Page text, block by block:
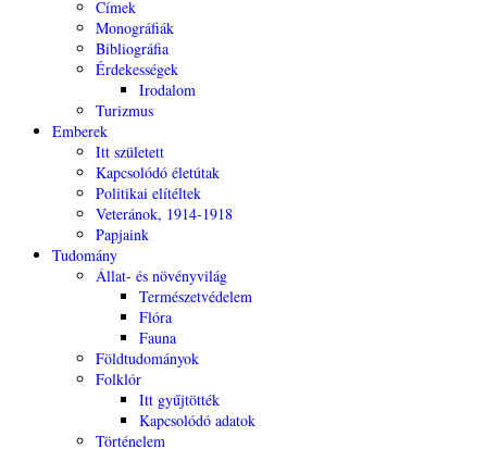
Címek
Monográfiák
Bibliográfia
Érdekességek
Irodalom
Turizmus
Emberek
Itt született
Kapcsolódó életútak
Politikai elítéltek
Veteránok, 1914-1918
Papjaink
Tudomány
Állat- és növényvilág
Természetvédelem
Flóra
Fauna
Földtudományok
Folklór
Itt gyűjtötték
Kapcsolódó adatok
Történelem